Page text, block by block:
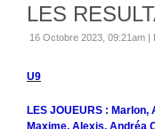
LES
16 Octobre 2023, 09:21am |
U9
LES JOUEURS : Marlon,
Maxime, Alexis, Andréa